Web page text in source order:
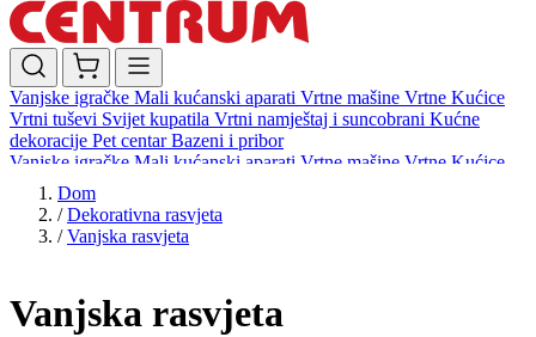
Vanjske igračke Mali kućanski aparati Vrtne mašine Vrtne Kućice
Vrtni tuševi Svijet kupatila Vrtni namještaj i suncobrani Kućne
dekoracije Pet centarBazeni i pribor
Vanjske igračke Mali kućanski aparati Vrtne mašine Vrtne Kućice
Vrtni tuševi
dekoracijePet centar Bazeni i pribor
Dom
/ Dekorativna rasvjeta
/ Vanjska rasvjeta
Vanjska rasvjeta